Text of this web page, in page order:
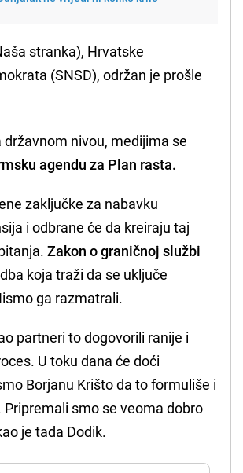
stranka), Hrvatske
(SNSD), održan je prošle
nivou, medijima se
agendu za Plan rasta.
zaključke za nabavku
i odbrane će da kreiraju taj
Zakon o graničnoj službi
koja traži da se uključe
ga razmatrali.
partneri to dogovorili ranije i
U toku dana će doći
Borjanu Krišto da to formuliše i
smo se veoma dobro
je tada Dodik.